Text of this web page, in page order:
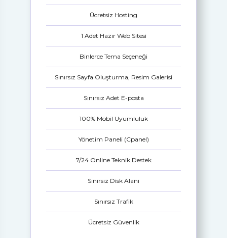
Ücretsiz Hosting
1 Adet Hazır Web Sitesi
Binlerce Tema Seçeneği
Sınırsız Sayfa Oluşturma, Resim Galerisi
Sınırsız Adet E-posta
100% Mobil Uyumluluk
Yönetim Paneli (Cpanel)
7/24 Online Teknik Destek
Sınırsız Disk Alanı
Sınırsız Trafik
Ücretsiz Güvenlik